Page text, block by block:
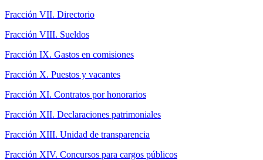
Fracción VII. Directorio
Fracción VIII. Sueldos
Fracción IX. Gastos en comisiones
Fracción X. Puestos y vacantes
Fracción XI. Contratos por honorarios
Fracción XII. Declaraciones patrimoniales
Fracción XIII. Unidad de transparencia
Fracción XIV. Concursos para cargos públicos